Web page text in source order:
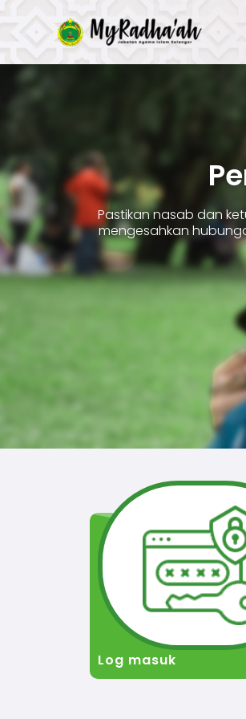
Skip
to
content
Pastikan nasab dan
mengesahkan
Log masuk